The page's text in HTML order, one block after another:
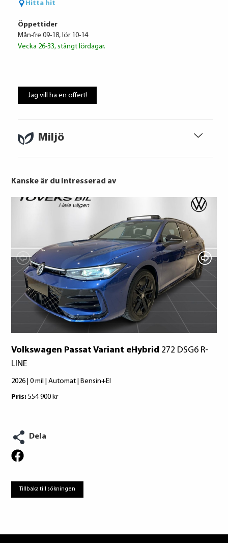
Miljö
Administrationskostnad
Om du inte kan betala tillbaka skulden i
lån. För stöd, vänd dig till budget- och
Hitta hit
Öppettider
Mån-fre 09-18, lör 10-14
Vecka 26-33, stängt lördagar.
Jag vill ha en offert!
Kanske är du intresserad av
Volkswagen Passat Variant eHybrid 272 DSG6 R-
LINE
2026 | 0 mil | Automat | Bensin+El
Pris: 554 900 kr
Dela
Tillbaka till sökningen